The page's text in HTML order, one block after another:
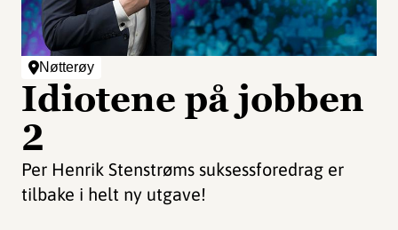
Nøtterøy
Idiotene på jobben
2
Per Henrik Stenstrøms suksessforedrag er
tilbake i helt ny utgave!